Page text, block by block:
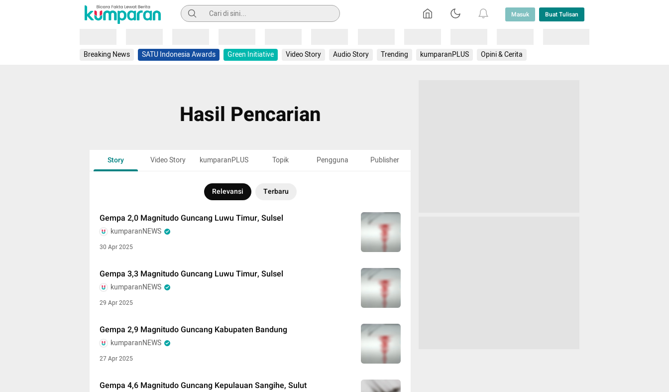
Pencarian Masuk Buat Tulisan
Breaking News SATU Indonesia Awards Green Initiative Video Story Audio Story Trending kumparanPLUS Opini & Cerita
Hasil Pencarian
Story Video Story kumparanPLUS Topik Pengguna Publisher
Relevansi Terbaru
Gempa 2,0 Magnitudo Guncang Luwu Timur, Sulsel
kumparanNEWS
30 Apr 2025
Gempa 3,3 Magnitudo Guncang Luwu Timur, Sulsel
kumparanNEWS
29 Apr 2025
Gempa 2,9 Magnitudo Guncang Kabupaten Bandung
kumparanNEWS
27 Apr 2025
Gempa 4,6 Magnitudo Guncang Kepulauan Sangihe, Sulut